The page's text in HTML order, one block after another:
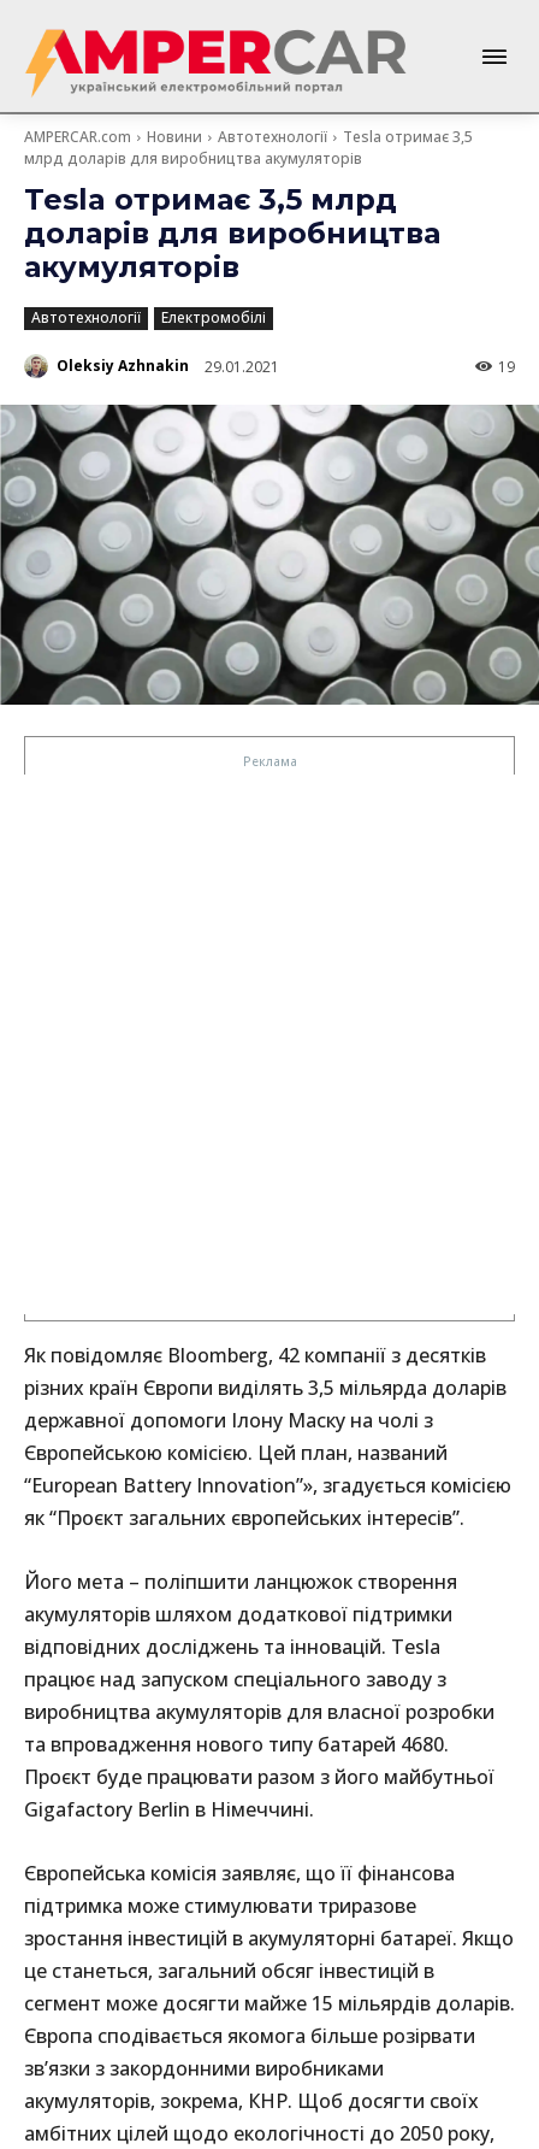
AMPERCAR.com Новини Автотехнології
Tesla отримає 3,5
млрд доларів для виробництва акумуляторів
Tesla отримає 3,5 млрд
доларів для виробництва
акумуляторів
Автотехнології Електромобілі
Oleksiy Azhnakin 29.01.2021 19
Як повідомляє Bloomberg, 42 компанії з десятків
різних країн Європи виділять 3,5 мільярда доларів
державної допомоги Ілону Маску на чолі з
Європейською комісією. Цей план, названий
“European Battery Innovation”», згадується комісією
як “Проєкт загальних європейських інтересів”.
Його мета – поліпшити ланцюжок створення
акумуляторів шляхом додаткової підтримки
відповідних досліджень та інновацій. Tesla
працює над запуском спеціального заводу з
виробництва акумуляторів для власної розробки
та впровадження нового типу батарей 4680.
Проєкт буде працювати разом з його майбутньої
Gigafactory Berlin в Німеччині.
Європейська комісія заявляє, що її фінансова
підтримка може стимулювати триразове
зростання інвестицій в акумуляторні батареї. Якщо
це станеться, загальний обсяг інвестицій в
сегмент може досягти майже 15 мільярдів доларів.
Європа сподівається якомога більше розірвати
зв’язки з закордонними виробниками
акумуляторів, зокрема, КНР. Щоб досягти своїх
амбітних цілей щодо екологічності до 2050 року,